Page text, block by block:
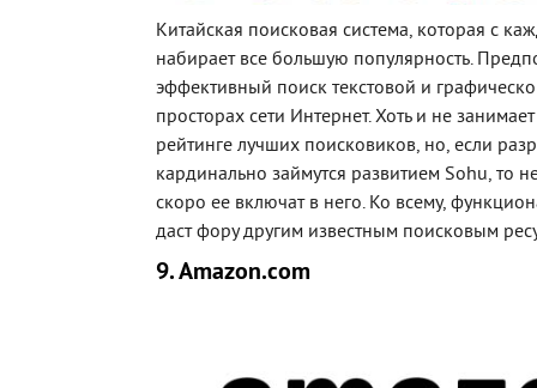
Китайская поисковая система, которая с
набирает все большую популярность.
эффективный поиск текстовой и
просторах сети Интернет. Хоть и не
рейтинге лучших поисковиков, но, если
кардинально займутся развитием Sohu, то
скоро ее включат в него. Ко всему,
даст фору другим известным поисковым
9. Amazon.com